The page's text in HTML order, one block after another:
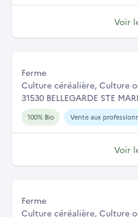
Voir
Ferme
Culture céréalière, Culture
31530 BELLEGARDE STE
100% Bio Vente aux
Voir
Ferme
Culture céréalière, Culture